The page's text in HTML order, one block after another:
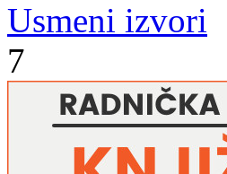
Usmeni izvori
7